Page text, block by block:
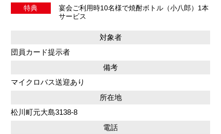
特典
宴会ご利用時10名様で焼酎ボトル（小八郎）1本
サービス
対象者
団員カード提示者
備考
マイクロバス送迎あり
所在地
松川町元大島3138-8
電話